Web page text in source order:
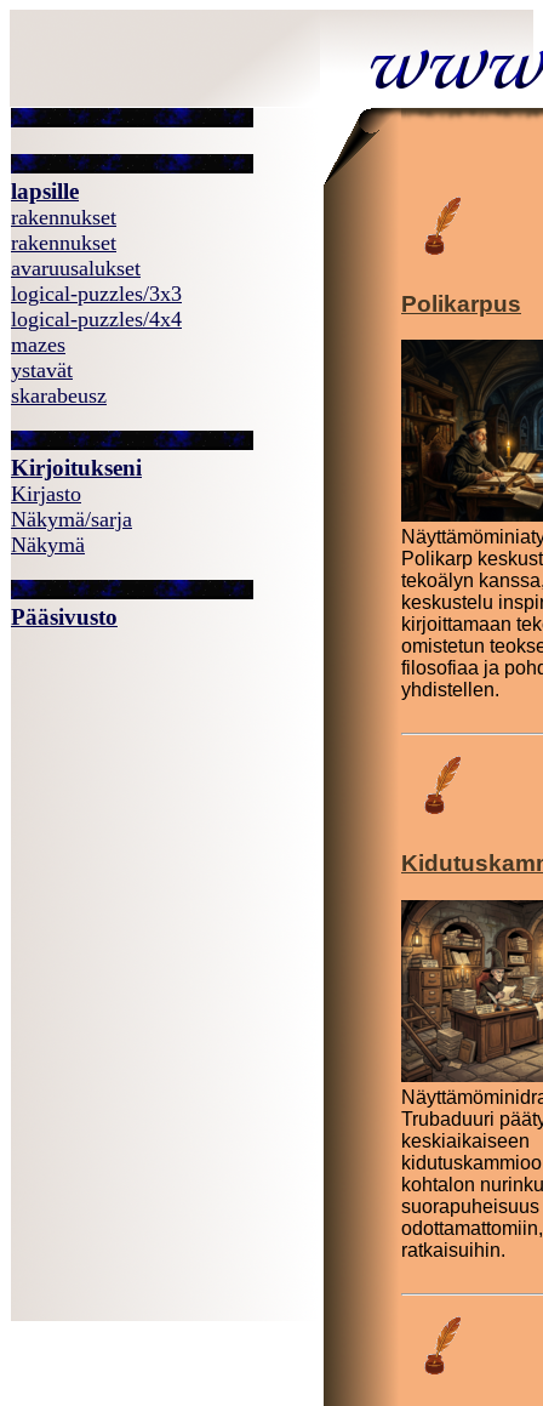
lapsille
rakennukset
rakennukset
avaruusalukset
logical-puzzles/3x3
logical-puzzles/4x4
mazes
ystavät
skarabeusz
Kirjoitukseni
Kirjasto
Näkymä/sarja
Näkymä
Pääsivusto
Polikarpus
Polikarp
tekoälyn
keskustelu
kirjoittamaan
omistetun
filosofiaa ja
yhdistellen.
Trubaduuri
keskiaikaiseen
kohtalon
ratkaisuihin.